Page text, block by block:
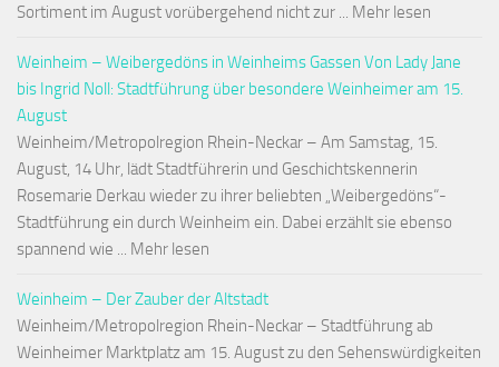
Sortiment im August vorübergehend nicht zur ... Mehr lesen
Weinheim – Weibergedöns in Weinheims Gassen Von Lady Jane
bis Ingrid Noll: Stadtführung über besondere Weinheimer am 15.
August
Weinheim/Metropolregion Rhein-Neckar – Am Samstag, 15.
August, 14 Uhr, lädt Stadtführerin und Geschichtskennerin
Rosemarie Derkau wieder zu ihrer beliebten „Weibergedöns“-
Stadtführung ein durch Weinheim ein. Dabei erzählt sie ebenso
spannend wie ... Mehr lesen
Weinheim – Der Zauber der Altstadt
Weinheim/Metropolregion Rhein-Neckar – Stadtführung ab
Weinheimer Marktplatz am 15. August zu den Sehenswürdigkeiten